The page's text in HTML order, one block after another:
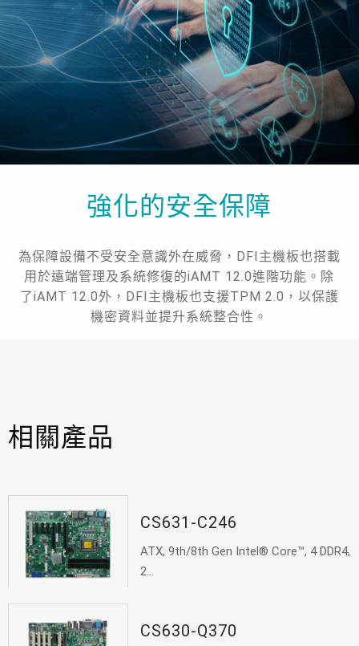
強化的安全保障
為保障設備不受安全意識外在威脅，DFI主機板也搭載
用於遠端管理及系統修復的iAMT 12.0進階功能。除
了iAMT 12.0外，DFI主機板也支援TPM 2.0，以保護
機密資料並提升系統整合性。
相關產品
CS631-C246
ATX, 9th/8th Gen Intel® Core™, 4 DDR4,
2...
CS630-Q370